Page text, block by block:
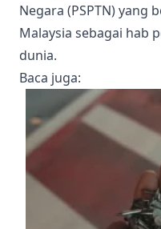
Negara (PSPTN) yang
Malaysia sebagai hab
dunia.
Baca juga: